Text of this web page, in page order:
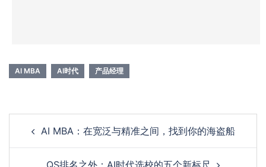
AI MBA AI时代 产品经理
navigation
AI MBA：在宽泛与精准之间，找到你的海盗船
QS排名之外：AI时代选校的五个新标尺